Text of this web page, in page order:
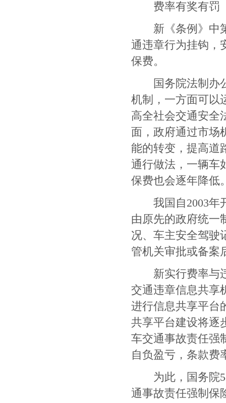
费率有奖有罚
新《条例》中第
通违章行为挂钩，
保费。
国务院法制办公
机制，一方面可以
高全社会交通安全
面，政府通过市场
能的转变，提高道
通行做法，一辆车
保费也会逐年降低
我国自2003年
由原先的政府统一
况、车主安全驾驶
管机关审批或备案
新实行费率与违
交通违章信息共享
进行信息共享平台
共享平台建设将逐
车交通事故责任强
自负盈亏，条款费
为此，国务院5
通事故责任强制保